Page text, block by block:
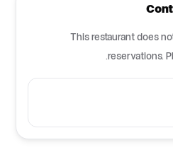
This restaurant does
reservations.